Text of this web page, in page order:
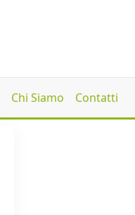
Chi Siamo Contatti